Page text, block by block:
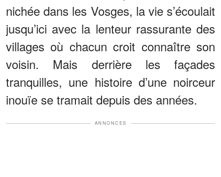
nichée dans les Vosges, la vie s’écoulait
jusqu’ici avec la lenteur rassurante des
villages où chacun croit connaître son
voisin. Mais derrière les façades
tranquilles, une histoire d’une noirceur
inouïe se tramait depuis des années.
ANNONCES